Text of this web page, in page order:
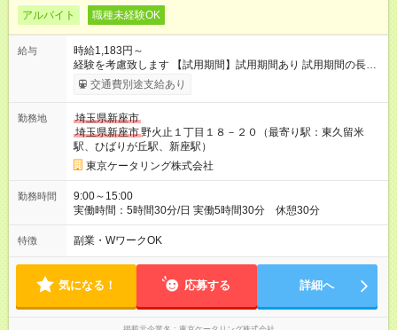
アルバイト 職種未経験OK
給与
時給1,183円～
経験を考慮致します 【試用期間】試用期間あり 試用期間の長
さ：2ヶ月 雇用形態、給与は本採用時と同じです。
交通費別途支給あり
勤務地
埼玉県新座市
埼玉県新座市野火止１丁目１８－２０（最寄り駅：東久留米
駅、ひばりが丘駅、新座駅）
東京ケータリング株式会社
勤務時間
9:00～15:00
実働時間：5時間30分/日 実働5時間30分 休憩30分
特徴 副業・WワークOK
気になる！ 応募する 詳細へ